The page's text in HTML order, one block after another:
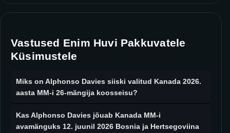
Vastused Enim Huvi Pakkuvatele
Küsimustele
Miks on Alphonso Davies siiski valitud Kanada 2026.
aasta MM-i 26-mängija koosseisu?
Kas Alphonso Davies jõuab Kanada MM-i
avamänguks 12. juunil 2026 Bosnia ja Hertsegoviina